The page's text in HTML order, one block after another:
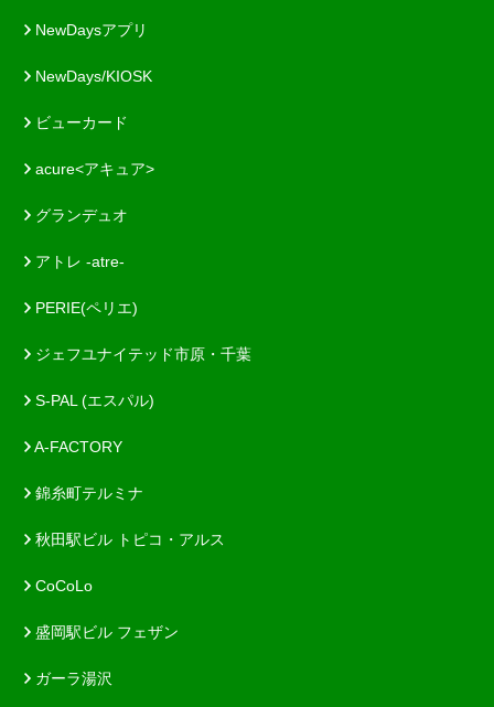
NewDaysアプリ
NewDays/KIOSK
ビューカード
acure<アキュア>
グランデュオ
アトレ -atre-
PERIE(ペリエ)
ジェフユナイテッド市原・千葉
S-PAL (エスパル)
A-FACTORY
錦糸町テルミナ
秋田駅ビル トピコ・アルス
CoCoLo
盛岡駅ビル フェザン
ガーラ湯沢